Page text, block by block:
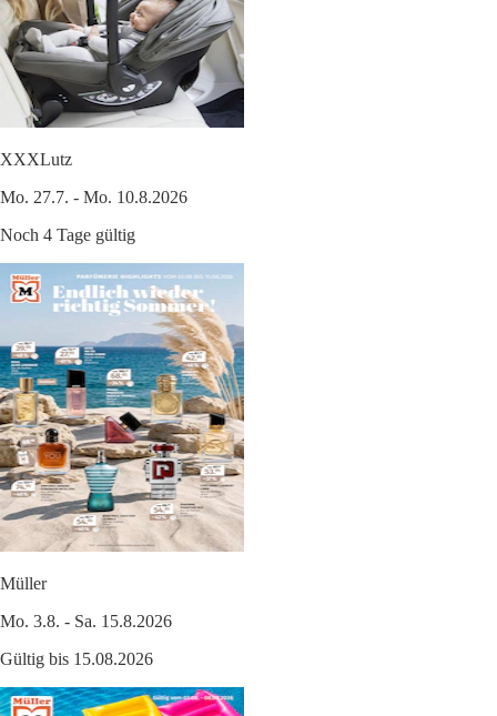
XXXLutz
Mo. 27.7. - Mo. 10.8.2026
Noch 4 Tage gültig
Müller
Mo. 3.8. - Sa. 15.8.2026
Gültig bis 15.08.2026